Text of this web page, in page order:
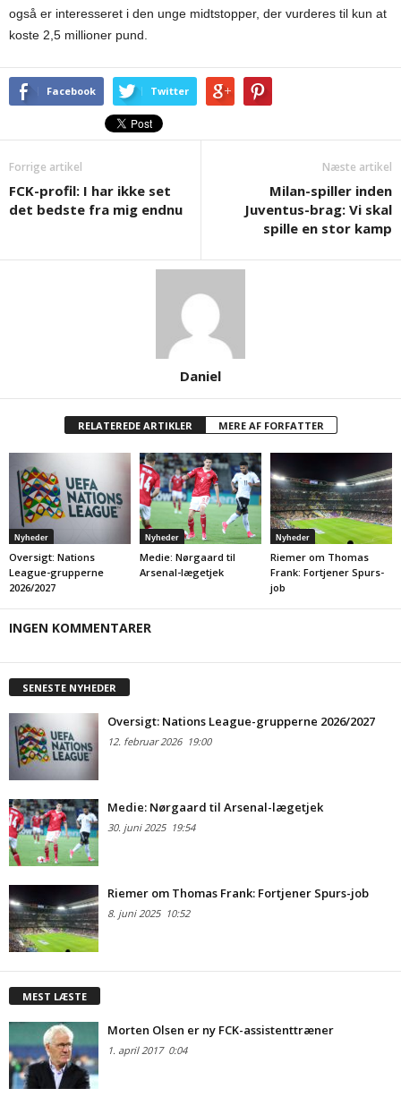
også er interesseret i den unge midtstopper, der vurderes til kun at
koste 2,5 millioner pund.
Facebook Twitter
Forrige artikel
FCK-profil: I har ikke set
det bedste fra mig endnu
Næste artikel
Milan-spiller inden
Juventus-brag: Vi skal
spille en stor kamp
Daniel
RELATEREDE ARTIKLER MERE AF FORFATTER
Nyheder
Oversigt: Nations
League-grupperne
2026/2027
Nyheder
Medie: Nørgaard til
Arsenal-lægetjek
Nyheder
Riemer om Thomas
Frank: Fortjener Spurs-
job
INGEN KOMMENTARER
SENESTE NYHEDER
Oversigt: Nations League-grupperne 2026/2027
12. februar 202619:00
Medie: Nørgaard til Arsenal-lægetjek
30. juni 202519:54
Riemer om Thomas Frank: Fortjener Spurs-job
8. juni 202510:52
MEST LÆSTE
Morten Olsen er ny FCK-assistenttræner
1. april 20170:04